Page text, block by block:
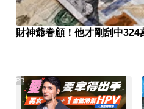
財神爺眷顧！他才剛刮中
PR